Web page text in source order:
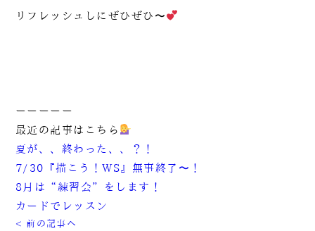
リフレッシュしにぜひぜひ〜
ーーーーー
最近の記事はこちら
夏が、、終わった、、？！
7/30『描こう！WS』無事終了〜！
8月は“練習会”をします！
カードでレッスン
< 前の記事へ